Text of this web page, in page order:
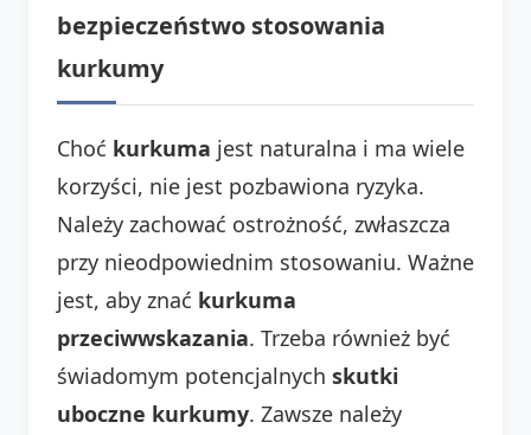
bezpieczeństwo stosowania
kurkumy
Choć kurkuma jest naturalna i ma wiele
korzyści, nie jest pozbawiona ryzyka.
Należy zachować ostrożność, zwłaszcza
przy nieodpowiednim stosowaniu. Ważne
jest, aby znać kurkuma
przeciwwskazania. Trzeba również być
świadomym potencjalnych skutki
uboczne kurkumy. Zawsze należy